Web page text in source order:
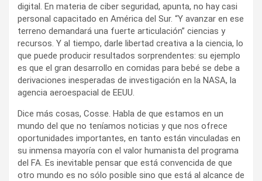
digital. En materia de ciber seguridad, apunta, no hay casi
personal capacitado en América del Sur. “Y avanzar en ese
terreno demandará una fuerte articulación” ciencias y
recursos. Y al tiempo, darle libertad creativa a la ciencia, lo
que puede producir resultados sorprendentes: su ejemplo
es que el gran desarrollo en comidas para bebé se debe a
derivaciones inesperadas de investigación en la NASA, la
agencia aeroespacial de EEUU.
Dice más cosas, Cosse. Habla de que estamos en un
mundo del que no teníamos noticias y que nos ofrece
oportunidades importantes, en tanto están vinculadas en
su inmensa mayoría con el valor humanista del programa
del FA. Es inevitable pensar que está convencida de que
otro mundo es no sólo posible sino que está al alcance de